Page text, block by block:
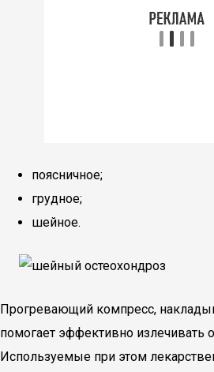
поясничное;
грудное;
шейное.
Прогревающий компресс,
помогает эффективно излечивать
Используемые при этом